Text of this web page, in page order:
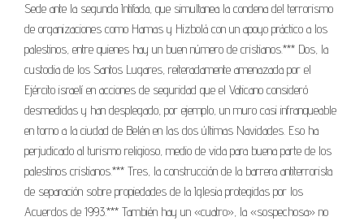
Sede ante la segunda Intifada, que simultanea la condena del terrorismo
de organizaciones como Hamas y Hizbolá con un apoyo práctico a los
palestinos, entre quienes hay un buen número de cristianos.*** Dos, la
custodia de los Santos Lugares, reiteradamente amenazada por el
Ejército israelí en acciones de seguridad que el Vaticano consideró
desmedidas y han desplegado, por ejemplo, un muro casi infranqueable
en torno a la ciudad de Belén en las dos últimas Navidades. Eso ha
perjudicado al turismo religioso, medio de vida para buena parte de los
palestinos cristianos.*** Tres, la construcción de la barrera antiterrorista
de separación sobre propiedades de la Iglesia protegidas por los
Acuerdos de 1993.*** También hay un «cuatro», la «sospechosa» no